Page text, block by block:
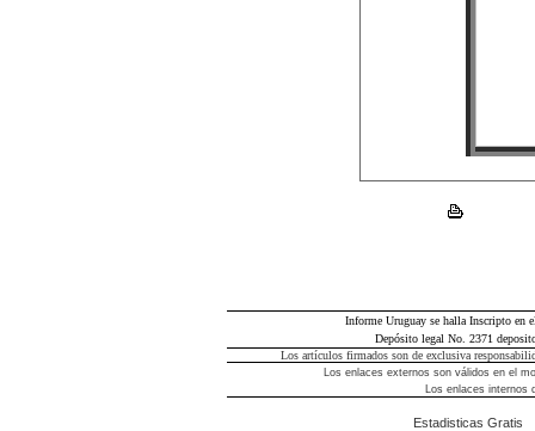
Informe Uruguay se halla Inscripto en
Depósito legal No. 2371
Los artículos firmados son de exclusiva
Los enlaces externos son válidos en el
Los enlaces internos
Estadisticas Gratis